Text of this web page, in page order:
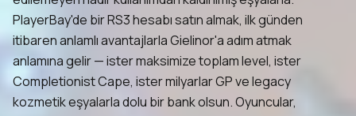
PlayerBay'de bir RS3 hesabı satın almak, ilk günden
itibaren anlamlı avantajlarla Gielinor'a adım atmak
anlamına gelir — ister maksimize toplam level, ister
Completionist Cape, ister milyarlar GP ve legacy
kozmetik eşyalarla dolu bir bank olsun. Oyuncular,